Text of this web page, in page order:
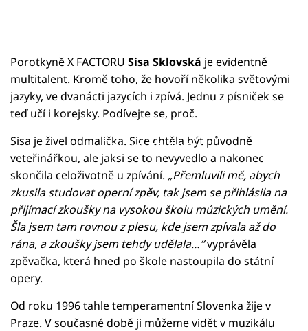
Porotkyně X FACTORU Sisa Sklovská je evidentně
multitalent. Kromě toho, že hovoří několika světovými
jazyky, ve dvanácti jazycích i zpívá. Jednu z písniček se
teď učí i korejsky. Podívejte se, proč.
Failed to fetch
Sisa je živel odmalička. Sice chtěla být původně
veteřinářkou, ale jaksi se to nevyvedlo a nakonec
skončila celoživotně u zpívání. „Přemluvili mě, abych
zkusila studovat operní zpěv, tak jsem se přihlásila na
přijímací zkoušky na vysokou školu múzických umění.
Šla jsem tam rovnou z plesu, kde jsem zpívala až do
rána, a zkoušky jsem tehdy udělala…“vyprávěla
zpěvačka, která hned po škole nastoupila do státní
opery.
Od roku 1996 tahle temperamentní Slovenka žije v
Praze. V současné době ji můžeme vidět v muzikálu